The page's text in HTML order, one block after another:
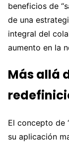
beneficios de
de una
integral del
aumento en la
Más allá
El concepto de
su aplicación